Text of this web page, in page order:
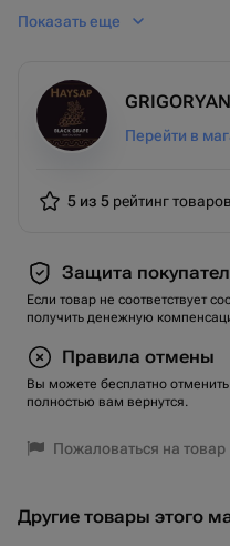
дуэте с легендарными
Положите конечную
выбор в пользу нашего
Показать еще
Перейти в
5 из 5 рейтинг товаров
Защита
Если товар не соответствует
получить денежную
Правила отмены
Вы можете бесплатно
полностью вам вернутся.
Пожаловаться на товар
Другие товары этого